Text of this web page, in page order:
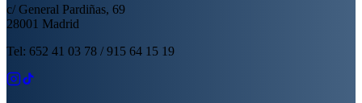
c/ General Pardiñas, 69
28001 Madrid
Tel: 652 41 03 78 / 915 64 15 19